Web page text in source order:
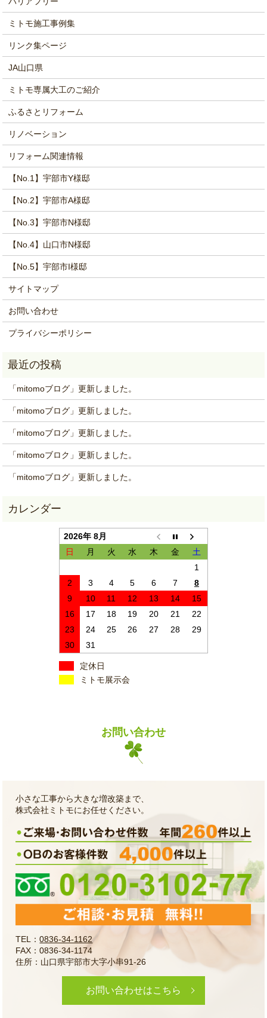
ミトモ施工事例集
リンク集ページ
JA山口県
ミトモ専属大工のご紹介
ふるさとリフォーム
リノベーション
リフォーム関連情報
【No.1】宇部市Y様邸
【No.2】宇部市A様邸
【No.3】宇部市N様邸
【No.4】山口市N様邸
【No.5】宇部市I様邸
サイトマップ
お問い合わせ
プライバシーポリシー
「mitomoブログ」更新しました。
「mitomoブログ」更新しました。
「mitomoブログ」更新しました。
「mitomoブロク」更新しました。
「mitomoブログ」更新しました。
2026年 8月
日
月 火 水 木 金
土
1
2
3 4 5 6 7
8
9
10 11 12 13 14
15
16
17 18 19 20 21
22
23
24 25 26 27 28
29
30
31
定休日
ミトモ展示会
お問い合わせ
小さな工事から大きな増改築まで、
株式会社ミトモにお任せください。
TEL：0836-34-1162
FAX：0836-34-1174
住所：山口県宇部市大字小串91-26
お問い合わせはこちら